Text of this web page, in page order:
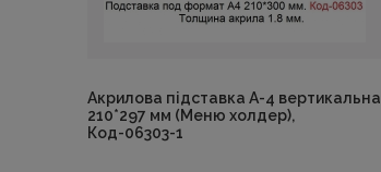
Акрилова підставка А-4 вертикальна
210*297 мм (Меню холдер),
Код-06303-1